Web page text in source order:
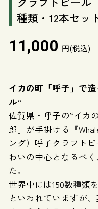
種類・12本セッ
11,000 円(税込)
イカの町「呼子」で
ル”
佐賀県・呼子の“イカ
郎」が手掛ける『
ング）呼子クラフト
わいの中心となるべく
た。
世界中には150数種類
といわれていますが